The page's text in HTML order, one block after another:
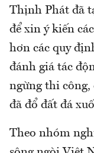
Thịnh Phát đã
để xin ý kiến
hơn các quy
đánh giá tác
ngừng thi công,
đã đổ đất đá
Theo nhóm